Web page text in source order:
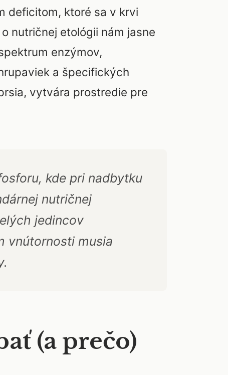
deficitom, ktoré sa v krvi
nutričnej etológii nám jasne
enzýmov,
a špecifických
vytvára prostredie pre
kde pri nadbytku
nutričnej
jedincov
vnútornosti musia
(a prečo)